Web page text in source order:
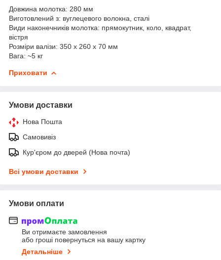
Довжина молотка: 280 мм
Виготовлений з: вуглецевого волокна, сталі
Види наконечників молотка: прямокутник, коло, квадрат,
вістря
Розміри валізи: 350 х 260 х 70 мм
Вага: ~5 кг
Приховати
Умови доставки
Нова Пошта
Самовивіз
Кур'єром до дверей (Нова почта)
Всі умови доставки
Умови оплати
Ви отримаєте замовлення
або гроші повернуться на вашу картку
Детальніше